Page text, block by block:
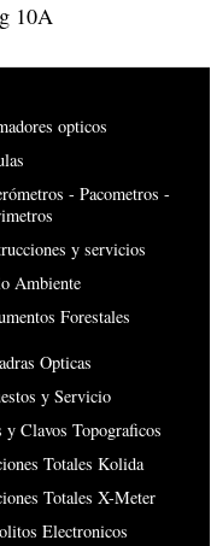
10A
opticos
- Pacometros -
y servicios
Ambiente
Forestales
Opticas
y Servicio
y Clavos Topograficos
Totales Kolida
Totales X-Meter
Electronicos